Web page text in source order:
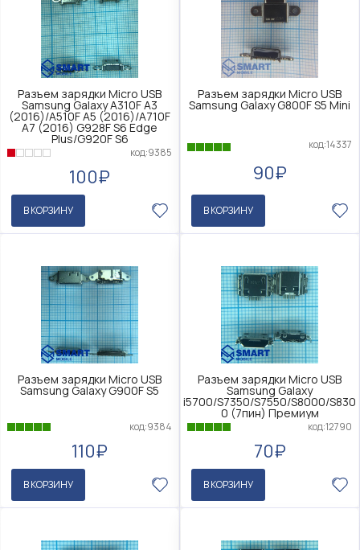
Разъем зарядки Micro USB
Samsung Galaxy A310F A3
(2016)/A510F A5 (2016)/A710F
A7 (2016) G928F S6 Edge
Plus/G920F S6
код:9385
100₽
В КОРЗИНУ
Разъем зарядки Micro USB
Samsung Galaxy G800F S5 Mini
код:14337
90₽
В КОРЗИНУ
Разъем зарядки Micro USB
Samsung Galaxy G900F S5
код:9384
110₽
В КОРЗИНУ
Разъем зарядки Micro USB
Samsung Galaxy
i5700/S7350/S7550/S8000/S830
0 (7пин) Премиум
код:12790
70₽
В КОРЗИНУ